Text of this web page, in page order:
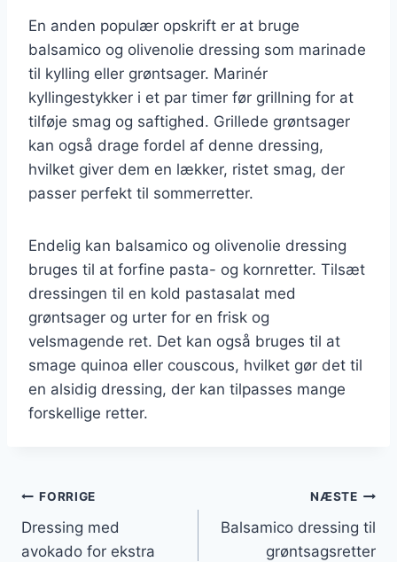
En anden populær opskrift er at bruge
balsamico og olivenolie dressing som marinade
til kylling eller grøntsager. Marinér
kyllingestykker i et par timer før grillning for at
tilføje smag og saftighed. Grillede grøntsager
kan også drage fordel af denne dressing,
hvilket giver dem en lækker, ristet smag, der
passer perfekt til sommerretter.
Endelig kan balsamico og olivenolie dressing
bruges til at forfine pasta- og kornretter. Tilsæt
dressingen til en kold pastasalat med
grøntsager og urter for en frisk og
velsmagende ret. Det kan også bruges til at
smage quinoa eller couscous, hvilket gør det til
en alsidig dressing, der kan tilpasses mange
forskellige retter.
Indlægsnavigation
FORRIGE
Dressing med
avokado for ekstra
NÆSTE
Balsamico dressing til
grøntsagsretter